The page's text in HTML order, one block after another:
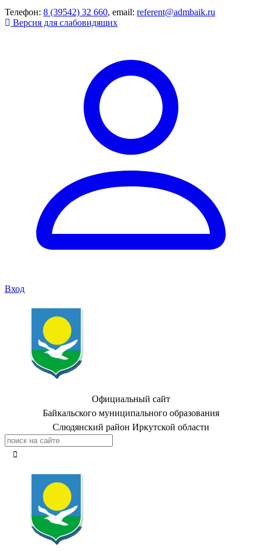
Телефон: 8 (39542) 32 660, email: referent@admbaik.ru
Версия для слабовидящих
Вход
Официальный сайт
Байкальского муниципального образования
Слюдянский район Иркутской области